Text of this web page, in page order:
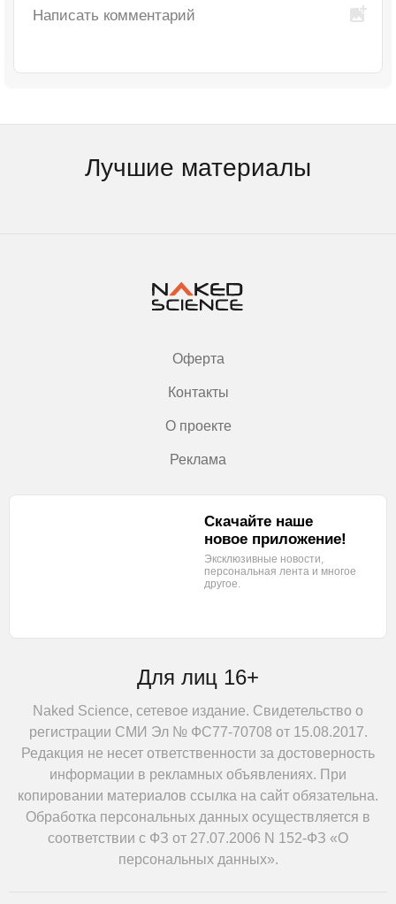
Лучшие материалы
Оферта
Контакты
О проекте
Реклама
Для лиц 16+
Naked Science, сетевое издание. Свидетельство о
регистрации СМИ Эл № ФС77-70708 от 15.08.2017.
Редакция не несет ответственности за достоверность
информации в рекламных объявлениях. При
копировании материалов ссылка на сайт обязательна.
Обработка персональных данных осуществляется в
соответствии с ФЗ от 27.07.2006 N 152-ФЗ «О
персональных данных».
Скачайте наше
новое приложение!
Эксклюзивные новости,
персональная лента и многое
другое.